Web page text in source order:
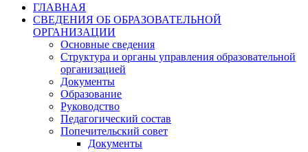
ГЛАВНАЯ
СВЕДЕНИЯ ОБ ОБРАЗОВАТЕЛЬНОЙ
ОРГАНИЗАЦИИ
Основные сведения
Структура и органы управления образовательной
организацией
Документы
Образование
Руководство
Педагогический состав
Попечительский совет
Документы